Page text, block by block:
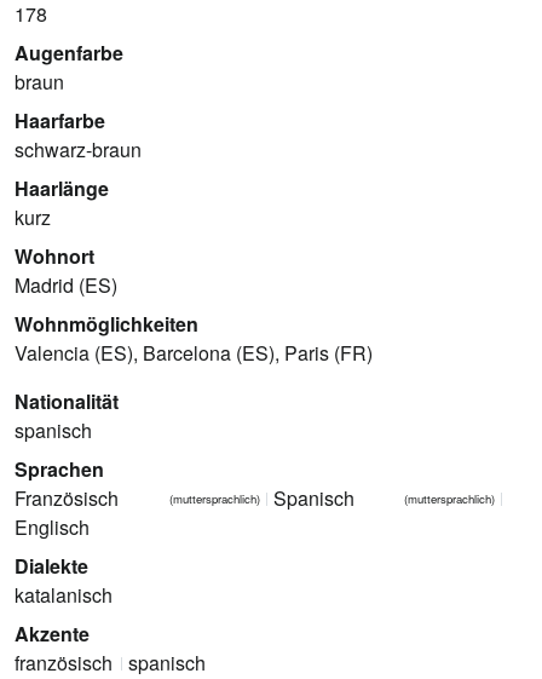
178
Augenfarbe
braun
Haarfarbe
schwarz-braun
Haarlänge
kurz
Wohnort
Madrid (ES)
Wohnmöglichkeiten
Valencia (ES), Barcelona (ES), Paris (FR)
Nationalität
spanisch
Sprachen
Französisch
(muttersprachlich) Spanisch (muttersprachlich)
Englisch
Dialekte
katalanisch
Akzente
französisch
spanisch